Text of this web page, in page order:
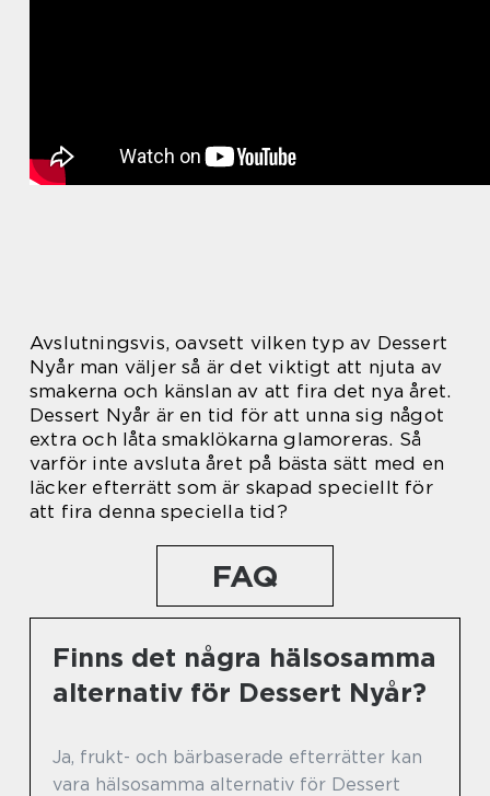
Avslutningsvis, oavsett vilken typ av Dessert
Nyår man väljer så är det viktigt att njuta av
smakerna och känslan av att fira det nya året.
Dessert Nyår är en tid för att unna sig något
extra och låta smaklökarna glamoreras. Så
varför inte avsluta året på bästa sätt med en
läcker efterrätt som är skapad speciellt för
att fira denna speciella tid?
FAQ
Finns det några hälsosamma
alternativ för Dessert Nyår?
Ja, frukt- och bärbaserade efterrätter kan
vara hälsosamma alternativ för Dessert